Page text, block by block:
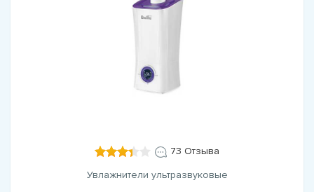
73 Отзыва
Увлажнители ультразвуковые